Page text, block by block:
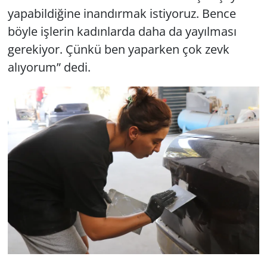
yapabildiğine inandırmak istiyoruz. Bence
böyle işlerin kadınlarda daha da yayılması
gerekiyor. Çünkü ben yaparken çok zevk
alıyorum” dedi.